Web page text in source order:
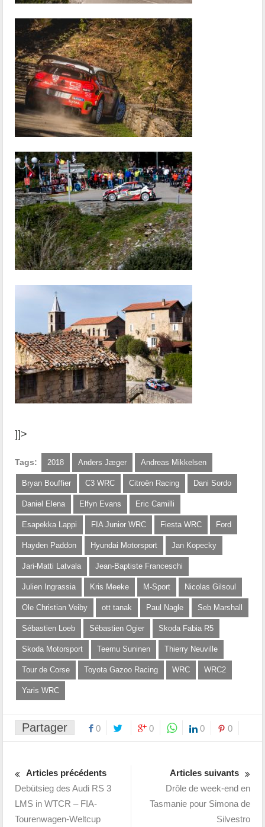
]]>
Tags: 2018 Anders Jæger Andreas Mikkelsen
Bryan Bouffier C3 WRC Citroën Racing Dani Sordo
Daniel Elena Elfyn Evans Eric Camilli
Esapekka Lappi FIA Junior WRC Fiesta WRC Ford
Hayden Paddon Hyundai Motorsport Jan Kopecky
Jari-Matti Latvala Jean-Baptiste Franceschi
Julien Ingrassia Kris Meeke M-Sport Nicolas Gilsoul
Ole Christian Veiby ott tanak Paul Nagle Seb Marshall
Sébastien Loeb Sébastien Ogier Skoda Fabia R5
Skoda Motorsport Teemu Suninen Thierry Neuville
Tour de Corse Toyota Gazoo Racing WRC WRC2
Yaris WRC
Partager 0 0 0 0
Articles précédents
Debütsieg des Audi RS 3
LMS in WTCR – FIA-
Tourenwagen-Weltcup
Articles suivants
Drôle de week-end en
Tasmanie pour Simona de
Silvestro